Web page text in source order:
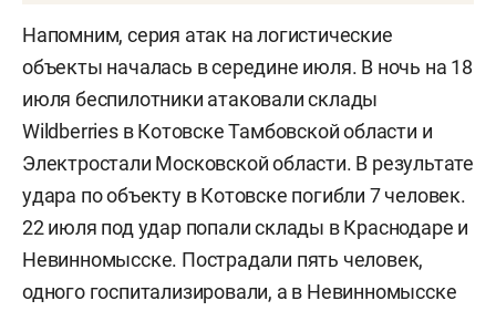
Напомним, серия атак на логистические
объекты началась в середине июля. В ночь на 18
июля беспилотники атаковали склады
Wildberries в Котовске Тамбовской области и
Электростали Московской области. В результате
удара по объекту в Котовске погибли 7 человек.
22 июля под удар попали склады в Краснодаре и
Невинномысске. Пострадали пять человек,
одного госпитализировали, а в Невинномысске